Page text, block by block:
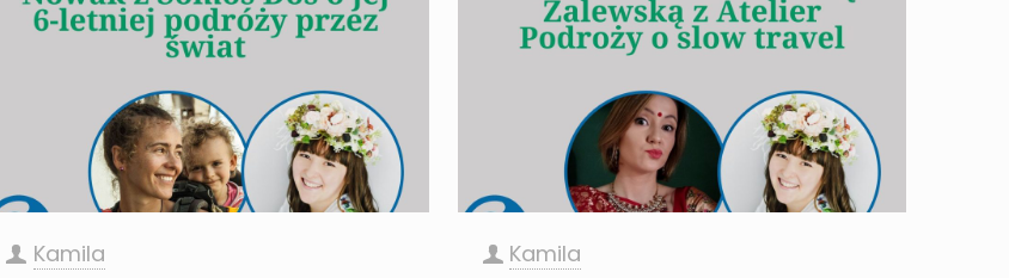
Kamila Kamila